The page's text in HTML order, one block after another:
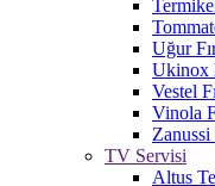
Uğur
Ukinox
Vestel
Vinola
Zanussi
TV Servisi
Altus